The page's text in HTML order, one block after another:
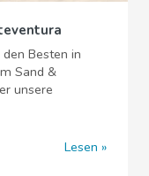
Besten in
Sand &
unsere
Lesen